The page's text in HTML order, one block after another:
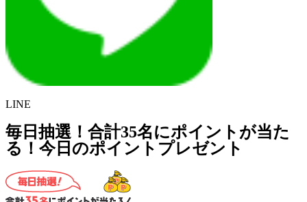
LINE
毎日抽選！合計35名にポイントが当た
る！今日のポイントプレゼント